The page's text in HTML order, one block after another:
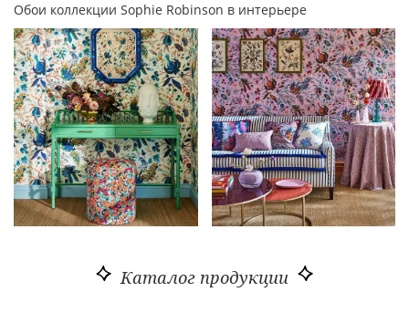
Обои коллекции Sophie Robinson в интерьере
Каталог продукции